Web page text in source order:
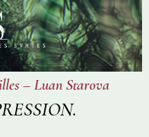
– Luan Starova